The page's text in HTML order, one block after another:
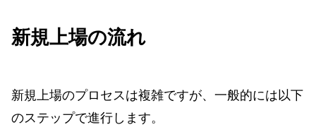
新規上場の流れ
新規上場のプロセスは複雑ですが、一般的には以下
のステップで進行します。